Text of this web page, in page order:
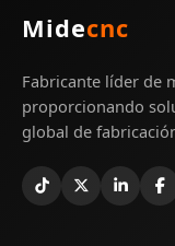
Midecnc
Fabricante líder de
proporcionando
global de